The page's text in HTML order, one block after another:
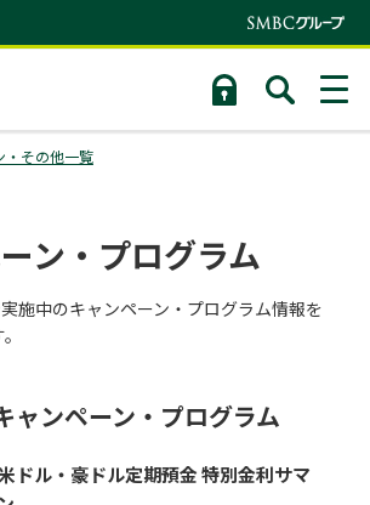
・その他一覧
ン・プログラム
施中のキャンペーン・プログラム情報を
ャンペーン・プログラム
ドル・豪ドル定期預金 特別金利サマ